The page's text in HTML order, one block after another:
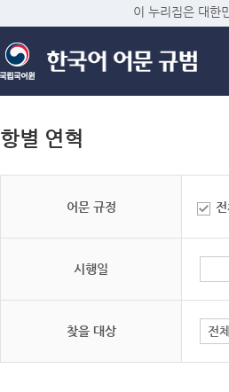
이 누리집은 대한
항별 연혁
어문 규정 전
시행일
찾을 대상